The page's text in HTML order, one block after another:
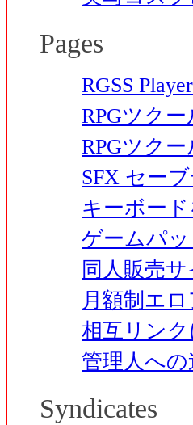
Pages
RGSS
RPGツク
RPGツク
SFX セー
キーボー
ゲームパ
同人販売
月額制エ
相互リン
管理人へ
Syndicates